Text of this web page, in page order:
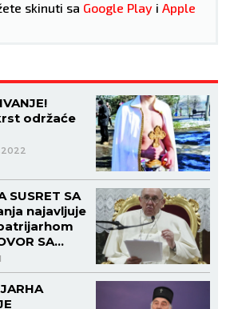
skinuti sa Google Play i Apple
održaće
SUSRET SA
najavljuje
SA